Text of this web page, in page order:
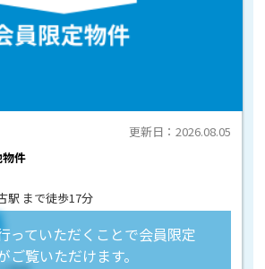
件
更新日：2026.08.05
駅 まで徒歩17分
っていただくことで会員限定
ご覧いただけます。